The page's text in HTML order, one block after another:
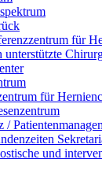
für
unterstützte
für
/
und